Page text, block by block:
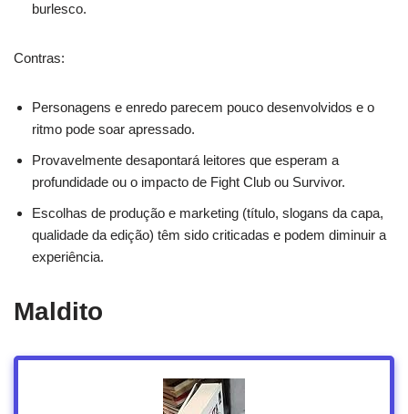
burlesco.
Contras:
Personagens e enredo parecem pouco desenvolvidos e o
ritmo pode soar apressado.
Provavelmente desapontará leitores que esperam a
profundidade ou o impacto de Fight Club ou Survivor.
Escolhas de produção e marketing (título, slogans da capa,
qualidade da edição) têm sido criticadas e podem diminuir a
experiência.
Maldito